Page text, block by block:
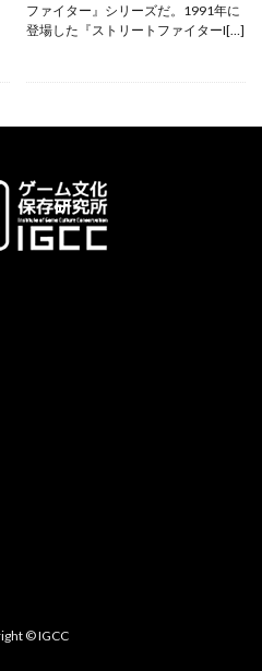
ファイター』シリーズだ。1991年に
登場した『ストリートファイターI[…]
© IGCC